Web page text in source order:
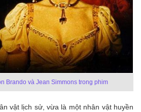
Brando và Jean Simmons trong phim
vật lịch sử, vừa là một nhân vật huyền